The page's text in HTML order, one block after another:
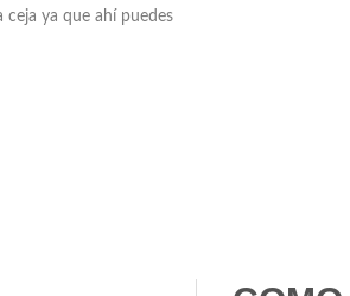
ceja ya que ahí puedes